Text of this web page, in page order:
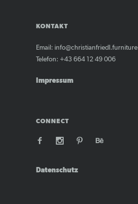
KONTAKT
Email: info@christianfriedl.furniture
Telefon: +43 664 12 49 006
Impressum
CONNECT
Datenschutz